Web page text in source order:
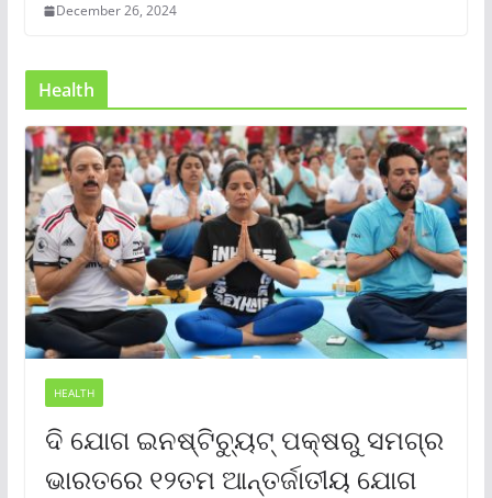
December 26, 2024
Health
HEALTH
ଦି ଯୋଗ ଇନଷ୍ଟିଚ୍ୟୁଟ୍ ପକ୍ଷରୁ ସମଗ୍ର
ଭାରତରେ ୧୨ତମ ଆନ୍ତର୍ଜାତୀୟ ଯୋଗ